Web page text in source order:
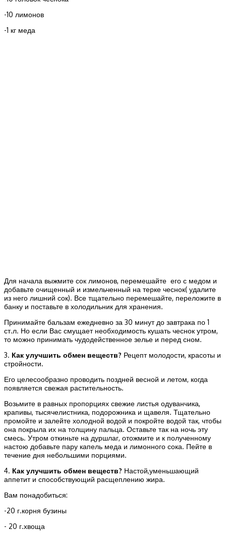
-10 лимонов
-1 кг меда
Для начала выжмите сок лимонов, перемешайте его с медом и
добавьте очищенный и измельченный на терке чеснок( удалите
из него лишний сок). Все тщательно перемешайте, переложите в
банку и поставьте в холодильник для хранения.
Принимайте бальзам ежедневно за 30 минут до завтрака по 1
ст.л. Но если Вас смущает необходимость кушать чеснок утром,
то можно принимать чудодейственное зелье и перед сном.
3. Как улучшить обмен веществ? Рецепт молодости, красоты и
стройности.
Его целесообразно проводить поздней весной и летом, когда
появляется свежая растительность.
Возьмите в равных пропорциях свежие листья одуванчика,
крапивы, тысячелистника, подорожника и щавеля. Тщательно
промойте и залейте холодной водой и покройте водой так, чтобы
она покрыла их на толщину пальца. Оставьте так на ночь эту
смесь. Утром откиньте на дуршлаг, отожмите и к полученному
настою добавьте пару капель меда и лимонного сока. Пейте в
течение дня небольшими порциями.
4. Как улучшить обмен веществ? Настой,уменьшающий
аппетит и способствующий расщеплению жира.
Вам понадобиться:
-20 г.корня бузины
- 20 г.хвоща